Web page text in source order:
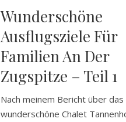
Wunderschöne
Ausflugsziele Für
Familien An Der
Zugspitze – Teil 1
Nach meinem Bericht über das
wunderschöne Chalet